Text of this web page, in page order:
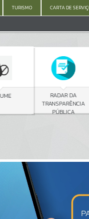
TURISMO CARTA DE
RADAR DA
TRANSPARÊNCIA
PÚBLICA